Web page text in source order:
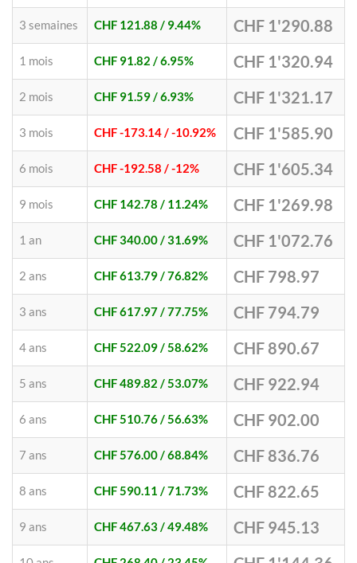
3 semaines CHF 121.88 / 9.44% CHF 1'290.88
1 mois CHF 91.82 / 6.95% CHF 1'320.94
2 mois CHF 91.59/ 6.93% CHF 1'321.17
3 mois CHF -173.14/ -10.92% CHF 1'585.90
6 mois CHF -192.58 / -12% CHF 1'605.34
9 mois CHF 142.78 / 11.24% CHF 1'269.98
1 an CHF 340.00/ 31.69% CHF 1'072.76
2 ans CHF 613.79/ 76.82% CHF 798.97
3 ans CHF 617.97/ 77.75% CHF 794.79
4 ans CHF 522.09/ 58.62% CHF 890.67
5 ans CHF 489.82 / 53.07% CHF 922.94
6 ans CHF 510.76/ 56.63% CHF 902.00
7 ans CHF 576.00/ 68.84% CHF 836.76
8 ans CHF 590.11 / 71.73% CHF 822.65
9 ans CHF 467.63/ 49.48% CHF 945.13